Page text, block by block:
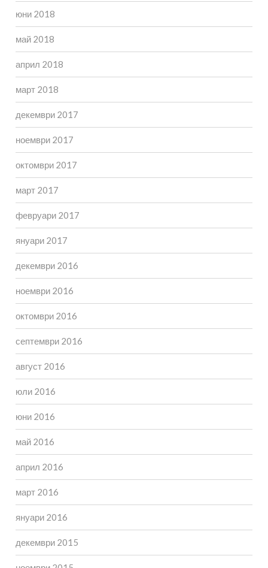
юни 2018
май 2018
април 2018
март 2018
декември 2017
ноември 2017
октомври 2017
март 2017
февруари 2017
януари 2017
декември 2016
ноември 2016
октомври 2016
септември 2016
август 2016
юли 2016
юни 2016
май 2016
април 2016
март 2016
януари 2016
декември 2015